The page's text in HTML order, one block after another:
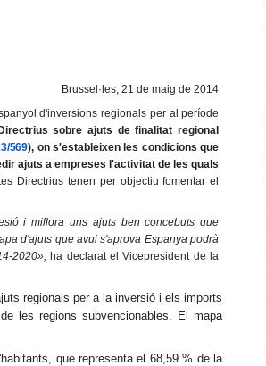
Brussel·les, 21 de maig de 2014
d'inversions regionals per al període
sobre ajuts de finalitat regional
569), on s'estableixen les condicions que
ajuts a empreses l'activitat de les quals
Directrius tenen per objectiu fomentar el
i millora uns ajuts ben concebuts que
d'ajuts que avui s'aprova Espanya podrà
2020», ha declarat el Vicepresident de la
regionals per a la inversió i els imports
les regions subvencionables. El mapa
que representa el 68,59 % de la